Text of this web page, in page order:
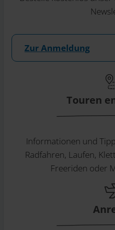
Zur Anmeldung
Touren
Informationen und
Radfahren, Laufen,
Freeriden oder